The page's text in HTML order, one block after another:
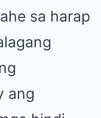
sa harap
ang